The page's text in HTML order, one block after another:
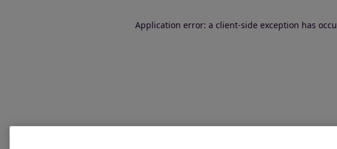
Application error: a client-side exception has